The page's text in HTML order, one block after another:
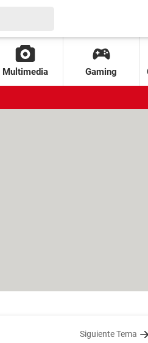
Multimedia Gaming
Siguiente Tema